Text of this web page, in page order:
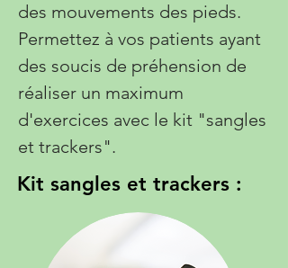
des mouvements des pieds.
Permettez à vos patients ayant
des soucis de préhension de
réaliser un maximum
d'exercices avec le kit "sangles
et trackers".
Kit sangles et trackers :